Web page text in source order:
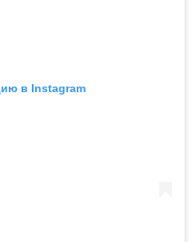
в Instagram